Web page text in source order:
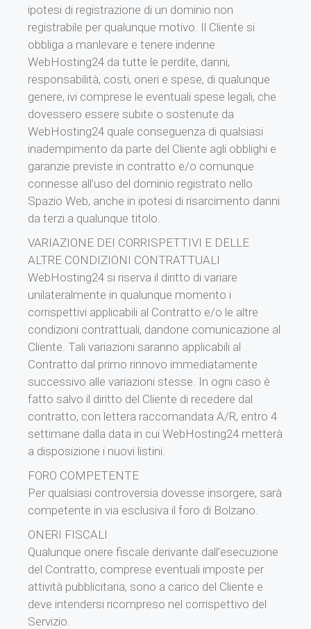
ipotesi di registrazione di un dominio non
registrabile per qualunque motivo. Il Cliente si
obbliga a manlevare e tenere indenne
WebHosting24 da tutte le perdite, danni,
responsabilità, costi, oneri e spese, di qualunque
genere, ivi comprese le eventuali spese legali, che
dovessero essere subite o sostenute da
WebHosting24 quale conseguenza di qualsiasi
inadempimento da parte del Cliente agli obblighi e
garanzie previste in contratto e/o comunque
connesse all’uso del dominio registrato nello
Spazio Web, anche in ipotesi di risarcimento danni
da terzi a qualunque titolo.
VARIAZIONE DEI CORRISPETTIVI E DELLE
ALTRE CONDIZIONI CONTRATTUALI
WebHosting24 si riserva il diritto di variare
unilateralmente in qualunque momento i
corrispettivi applicabili al Contratto e/o le altre
condizioni contrattuali, dandone comunicazione al
Cliente. Tali variazioni saranno applicabili al
Contratto dal primo rinnovo immediatamente
successivo alle variazioni stesse. In ogni caso è
fatto salvo il diritto del Cliente di recedere dal
contratto, con lettera raccomandata A/R, entro 4
settimane dalla data in cui WebHosting24 metterà
a disposizione i nuovi listini.
FORO COMPETENTE
Per qualsiasi controversia dovesse insorgere, sarà
competente in via esclusiva il foro di Bolzano.
ONERI FISCALI
Qualunque onere fiscale derivante dall’esecuzione
del Contratto, comprese eventuali imposte per
attività pubblicitaria, sono a carico del Cliente e
deve intendersi ricompreso nel corrispettivo del
Servizio.